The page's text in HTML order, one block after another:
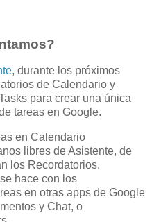
, durante los próximos
de Calendario y
para crear una única
tareas en Google.
en Calendario
libres de Asistente, de
los Recordatorios.
hace con los
en otras apps de Google
y Chat, o